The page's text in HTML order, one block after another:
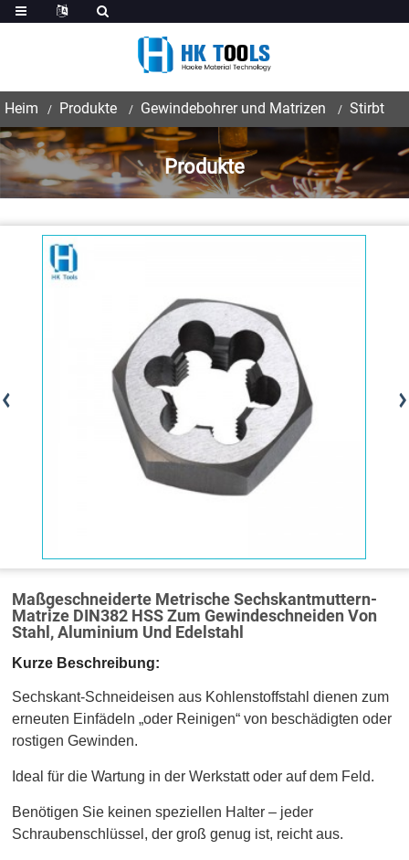
Heim Produkte Gewindebohrer und Matrizen Stirbt
Produkte
Maßgeschneiderte Metrische Sechskantmuttern-
Matrize DIN382 HSS Zum Gewindeschneiden Von
Stahl, Aluminium Und Edelstahl
Kurze Beschreibung:
Sechskant-Schneideisen aus Kohlenstoffstahl dienen zum
erneuten Einfädeln „oder Reinigen“ von beschädigten oder
rostigen Gewinden.
Ideal für die Wartung in der Werkstatt oder auf dem Feld.
Benötigen Sie keinen speziellen Halter – jeder
Schraubenschlüssel, der groß genug ist, reicht aus.